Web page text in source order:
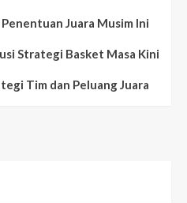
Juara Musim Ini
Strategi Basket Masa Kini
Tim dan Peluang Juara